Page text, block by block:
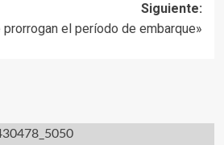
Siguiente:
prorrogan el período de embarque»